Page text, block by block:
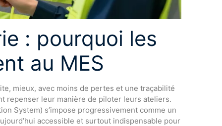
: pourquoi les
au MES
mieux, avec moins de pertes et une traçabilité
repenser leur manière de piloter leurs ateliers.
System) s’impose progressivement comme un
accessible et surtout indispensable pour